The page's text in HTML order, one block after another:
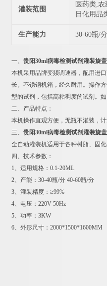
灌装范围
医药类,
日化用品
生产能力 30-60瓶/分
一、 贵阳30ml病毒检测试剂灌装旋
本机采用品牌变频调速器，配用进
长。不锈钢机箱，经久耐用。操作
型的试剂，包括高粘稠度的试剂。
二、产品特点：
本机操作直观方便，无瓶不灌装，
三、 贵阳30ml病毒检测试剂灌装旋
全自动灌装机适用于各种树脂、固
四、技术参数：
1、适用规格：0.1-20ML
2、产能：30-40瓶/分 40-60瓶/分
3、灌装精度：≥99%
4、电压：220V 50Hz
5、功率：3KW
6、外形尺寸：2000*1500*1600MM